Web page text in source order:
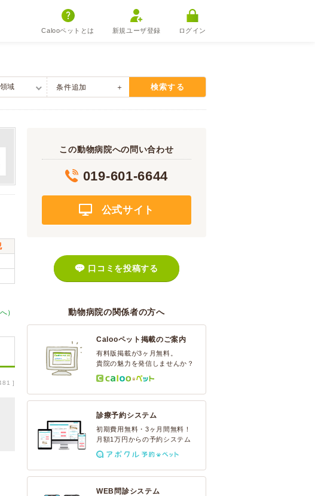
Calooペットとは 新規ユーザ登録 ログイン
条件追加 検索する
）
]
この動物病院への問い合わせ
019-601-6644
公式サイト
口コミを投稿する
動物病院の関係者の方へ
Calooペット掲載のご案内
有料版掲載が3ヶ月無料。
貴院の魅力を発信しませんか？
診療予約システム
初期費用無料・3ヶ月間無料！
月額1万円からの予約システム
WEB問診システム